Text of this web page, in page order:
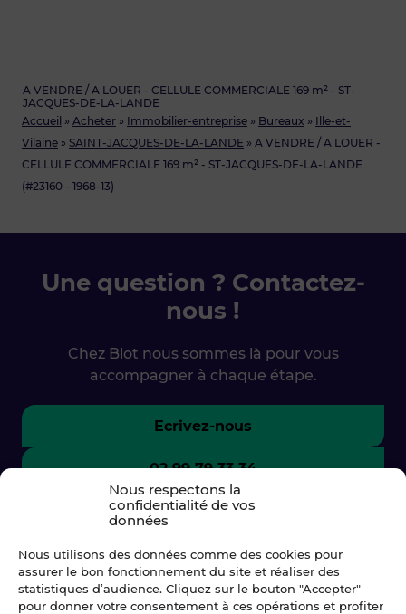
Nous respectons la
confidentialité de vos
données
Nous utilisons des données comme des cookies pour
assurer le bon fonctionnement du site et réaliser des
statistiques d’audience. Cliquez sur le bouton "Accepter"
pour donner votre consentement à ces opérations et profiter
Accueil » Acheter » Immobilier-entreprise » Bureaux » Ille-et-
Vilaine » SAINT-JACQUES-DE-LA-LANDE » A VENDRE / A LOUER -
CELLULE COMMERCIALE 169 m² - ST-JACQUES-DE-LA-LANDE
(#23160 - 1968-13)
A VENDRE / A LOUER - CELLULE COMMERCIALE 169 m² - ST-
JACQUES-DE-LA-LANDE
Une question ? Contactez-
nous !
Chez Blot nous sommes là pour vous
accompagner à chaque étape.
Ecrivez-nous
02 99 79 33 34